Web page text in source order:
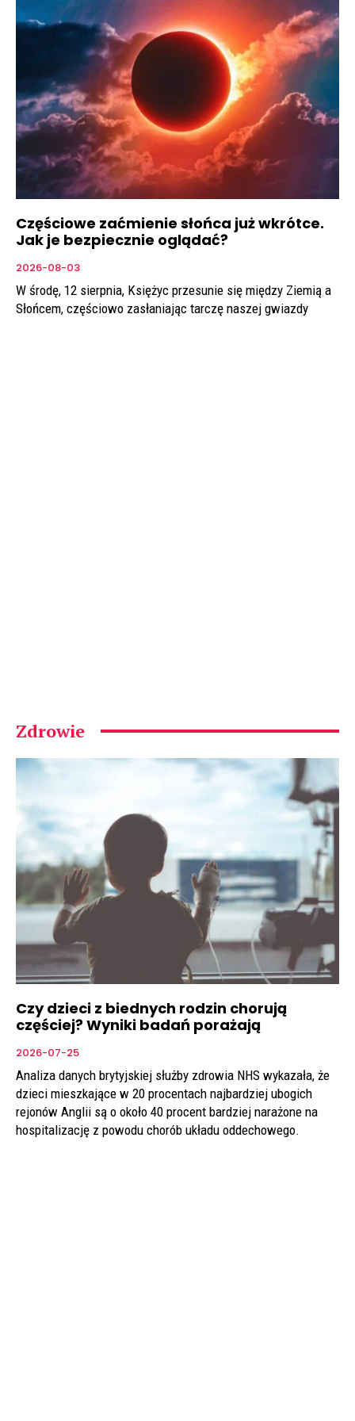
Częściowe zaćmienie słońca już wkrótce.
Jak je bezpiecznie oglądać?
2026-08-03
W środę, 12 sierpnia, Księżyc przesunie się między Ziemią a
Słońcem, częściowo zasłaniając tarczę naszej gwiazdy
Zdrowie
Czy dzieci z biednych rodzin chorują
częściej? Wyniki badań porażają
2026-07-25
Analiza danych brytyjskiej służby zdrowia NHS wykazała, że
dzieci mieszkające w 20 procentach najbardziej ubogich
rejonów Anglii są o około 40 procent bardziej narażone na
hospitalizację z powodu chorób układu oddechowego.